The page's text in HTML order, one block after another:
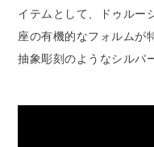
イテムとして、ドゥルー
座の有機的なフォルムが
抽象彫刻のようなシルバ